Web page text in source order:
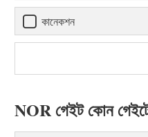
কানেকশন
NOR গেইট কোন